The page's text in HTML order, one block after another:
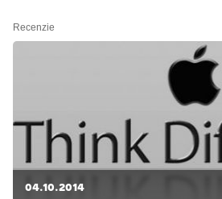
Recenzie
04.10.2014